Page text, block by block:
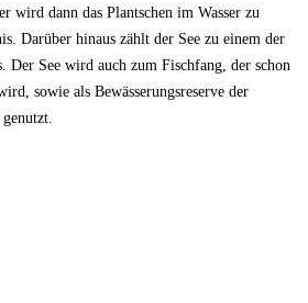
wird dann das Plantschen im Wasser zu
Darüber hinaus zählt der See zu einem der
Der See wird auch zum Fischfang, der schon
sowie als Bewässerungsreserve der